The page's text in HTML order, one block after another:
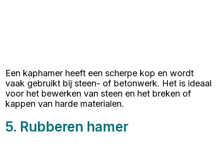
Een kaphamer heeft een scherpe kop en wordt
vaak gebruikt bij steen- of betonwerk. Het is ideaal
voor het bewerken van steen en het breken of
kappen van harde materialen.
5. Rubberen hamer